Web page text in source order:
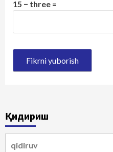
15 − three =
Қидириш